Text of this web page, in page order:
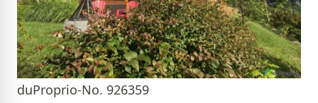
duProprio-No. 926359